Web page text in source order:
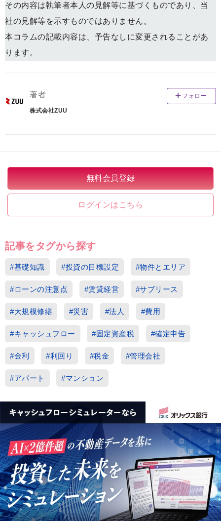
その内容は執筆者本人の見解等に基づくものであり、当
社の見解等を示すものではありません。
本コラムの記載内容は、予告なしに変更されることがあ
ります。
著者
株式会社ZUU
フォロー
無料会員登録
ログインはこちら
記事をタグから探す
#基礎知識 #投資の目標設定 #物件とエリア
#ローンの注意点 #賃貸経営 #サブリース
#大規模修繕 #災害 #法人 #費用
#キャッシュフロー #固定資産税 #確定申告
#金利 #利回り #税金 #管理会社
#アパート #マンション